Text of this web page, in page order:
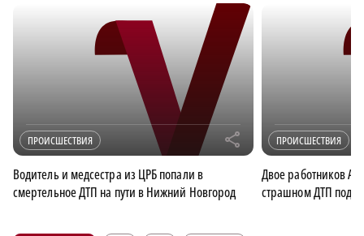
ПРОИСШЕСТВИЯ r
Водитель и медсестра из ЦРБ попали в
смертельное ДТП на пути в Нижний Новгород
ПРОИСШЕСТВИЯ
Двое работников
страшном ДТП под